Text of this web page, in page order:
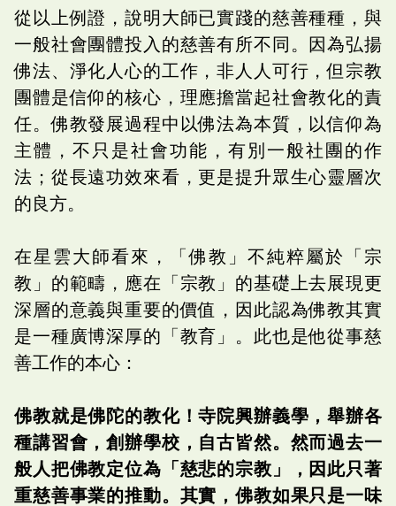
從以上例證，說明大師已實踐的慈善種種，與
一般社會團體投入的慈善有所不同。因為弘揚
佛法、淨化人心的工作，非人人可行，但宗教
團體是信仰的核心，理應擔當起社會教化的責
任。佛教發展過程中以佛法為本質，以信仰為
主體，不只是社會功能，有別一般社團的作
法；從長遠功效來看，更是提升眾生心靈層次
的良方。
在星雲大師看來，「佛教」不純粹屬於「宗
教」的範疇，應在「宗教」的基礎上去展現更
深層的意義與重要的價值，因此認為佛教其實
是一種廣博深厚的「教育」。此也是他從事慈
善工作的本心：
佛教就是佛陀的教化！寺院興辦義學，舉辦各
種講習會，創辦學校，自古皆然。然而過去一
般人把佛教定位為「慈悲的宗教」，因此只著
重慈善事業的推動。其實，佛教如果只是一味